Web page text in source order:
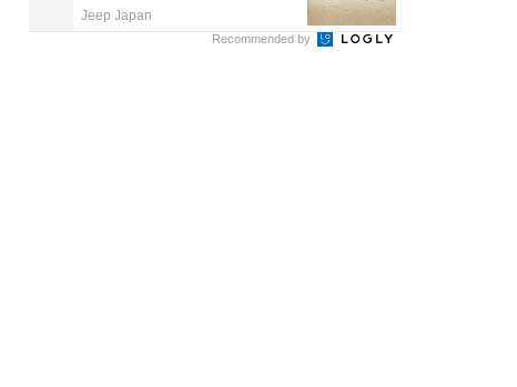
Jeep Japan
Recommended by